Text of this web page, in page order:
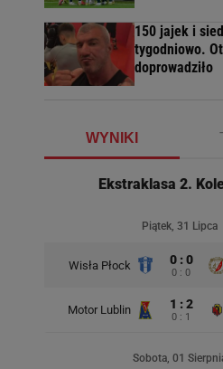
150 jajek i
tygodniowo.
doprowadziło
WYNIKI
Ekstraklasa 2.
Piątek, 31 Lipca
Wisła Płock 0 : 0
0 : 0
Motor Lublin 1 : 2
0 : 1
Sobota, 01